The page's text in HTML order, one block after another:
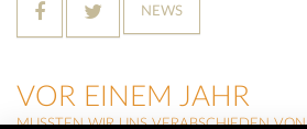
NEWS
VOR EINEM JAHR
MUSSTEN WIR UNS VERABSCHIEDEN VON